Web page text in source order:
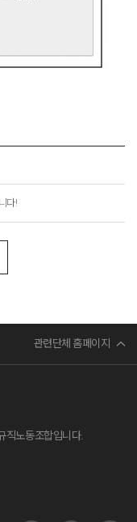
다!
관련단체 홈페이지
직노동조합입니다.